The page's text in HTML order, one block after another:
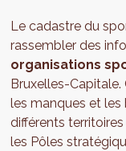
Le cadastre du
rassembler des
organisations
Bruxelles-
les manques et les
différents
les Pôles